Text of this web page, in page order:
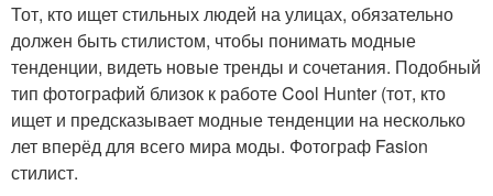
Тот, кто ищет стильных людей на улицах, обязательно
должен быть стилистом, чтобы понимать модные
тенденции, видеть новые тренды и сочетания. Подобный
тип фотографий близок к работе Cool Hunter (тот, кто
ищет и предсказывает модные тенденции на несколько
лет вперёд для всего мира моды. Фотограф Fasion
стилист.